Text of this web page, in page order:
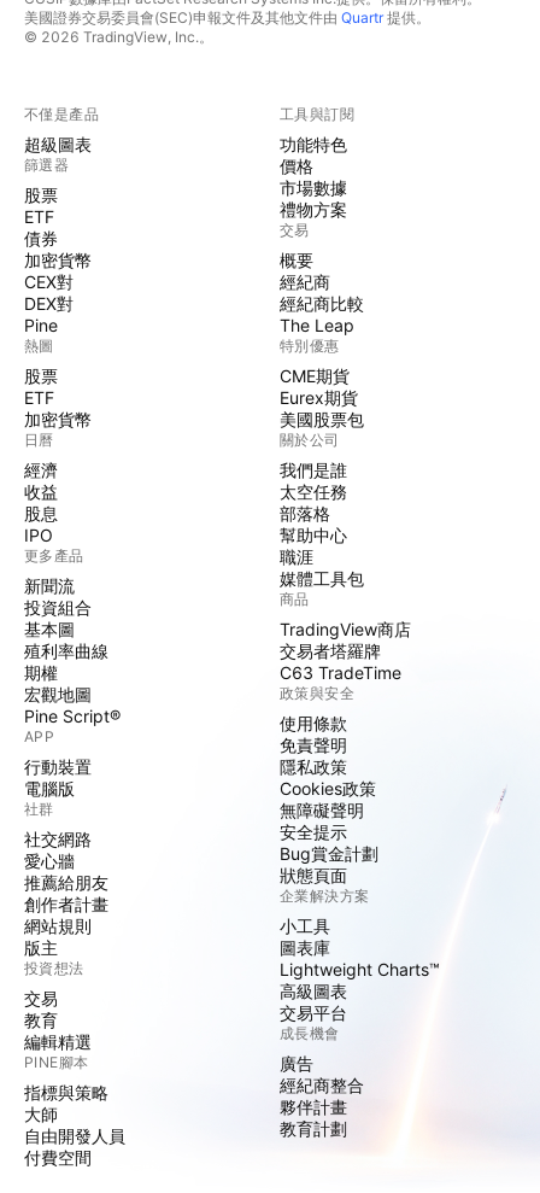
美國證券交易委員會(SEC)申報文件及其他文件由 Quartr提供。
© 2026 TradingView, Inc.。
不僅是產品
超級圖表
篩選器
股票
ETF
債券
加密貨幣
CEX對
DEX對
Pine
熱圖
股票
ETF
加密貨幣
日曆
經濟
收益
股息
IPO
更多產品
新聞流
投資組合
基本圖
殖利率曲線
期權
宏觀地圖
Pine Script®
APP
行動裝置
電腦版
社群
社交網路
愛心牆
推薦給朋友
創作者計畫
網站規則
版主
投資想法
交易
教育
編輯精選
PINE腳本
指標與策略
大師
自由開發人員
付費空間
工具與訂閱
功能特色
價格
市場數據
禮物方案
交易
概要
經紀商
經紀商比較
The Leap
特別優惠
CME期貨
Eurex期貨
美國股票包
關於公司
我們是誰
太空任務
部落格
幫助中心
職涯
媒體工具包
商品
TradingView商店
交易者塔羅牌
C63 TradeTime
政策與安全
使用條款
免責聲明
隱私政策
Cookies政策
無障礙聲明
安全提示
Bug賞金計劃
狀態頁面
企業解決方案
小工具
圖表庫
Lightweight Charts™
高級圖表
交易平台
成長機會
廣告
經紀商整合
夥伴計畫
教育計劃